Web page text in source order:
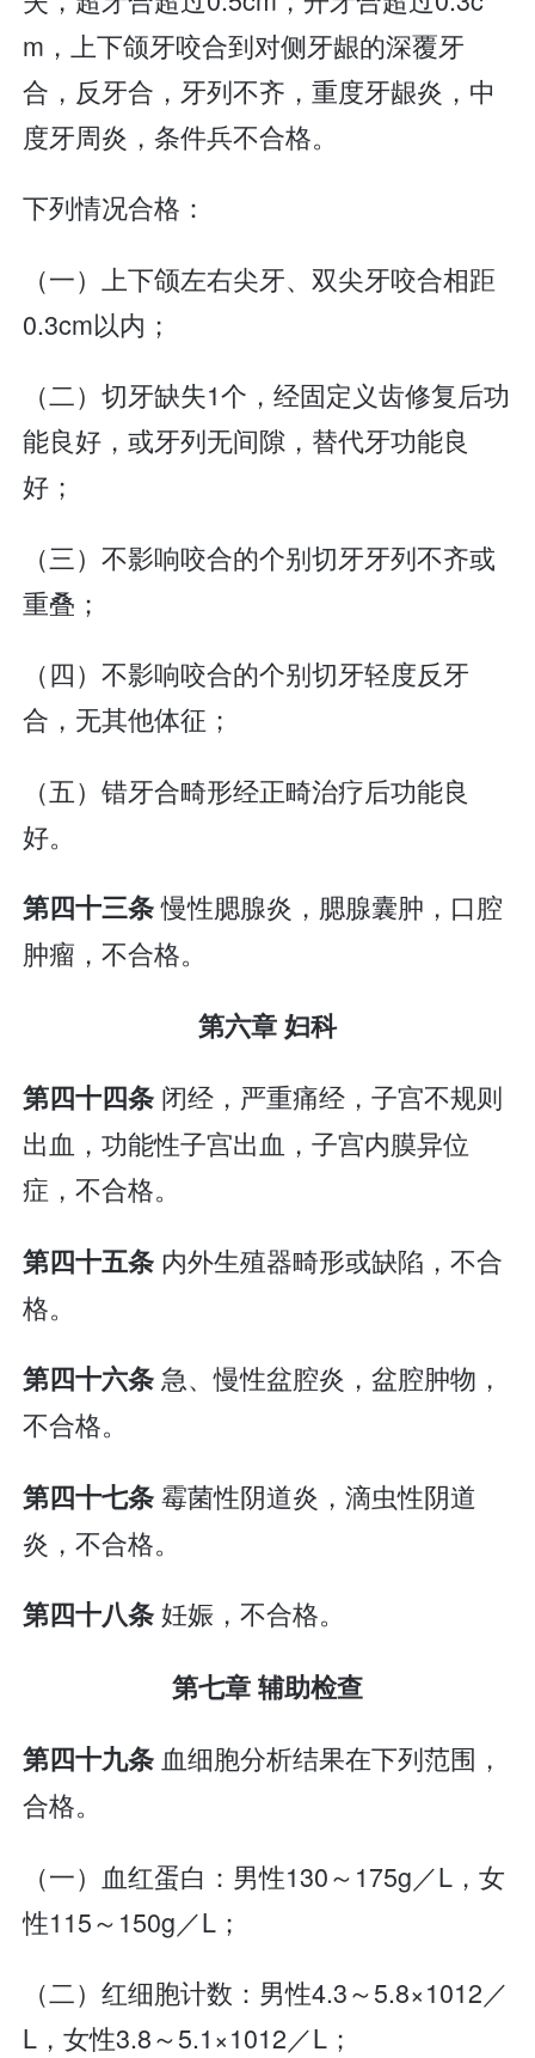
m，上下颌牙咬合到对侧牙龈的深覆牙
合，反牙合，牙列不齐，重度牙龈炎，中
度牙周炎，条件兵不合格。
下列情况合格：
（一）上下颌左右尖牙、双尖牙咬合相距
0.3cm以内；
（二）切牙缺失1个，经固定义齿修复后功
能良好，或牙列无间隙，替代牙功能良
好；
（三）不影响咬合的个别切牙牙列不齐或
重叠；
（四）不影响咬合的个别切牙轻度反牙
合，无其他体征；
（五）错牙合畸形经正畸治疗后功能良
好。
第四十三条慢性腮腺炎，腮腺囊肿，口腔
肿瘤，不合格。
第六章 妇科
第四十四条 闭经，严重痛经，子宫不规则
出血，功能性子宫出血，子宫内膜异位
症，不合格。
第四十五条 内外生殖器畸形或缺陷，不合
格。
第四十六条急、慢性盆腔炎，盆腔肿物，
不合格。
第四十七条霉菌性阴道炎，滴虫性阴道
炎，不合格。
第四十八条妊娠，不合格。
第七章 辅助检查
第四十九条血细胞分析结果在下列范围，
合格。
（一）血红蛋白：男性130～175g／L，女
性115～150g／L；
（二）红细胞计数：男性4.3～5.8×1012／
L，女性3.8～5.1×1012／L；